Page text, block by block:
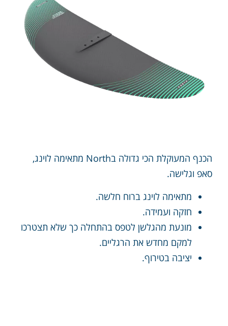
הכנף המעוקלת הכי גדולה בNorth מתאימה לוינג,
סאפ וגלישה.
מתאימה לוינג ברוח חלשה.
חזקה ועמידה.
מונעת מהגלשן לטפס בהתחלה כך שלא תצטרכו
למקם מחדש את הרגליים.
יציבה בטירוף.